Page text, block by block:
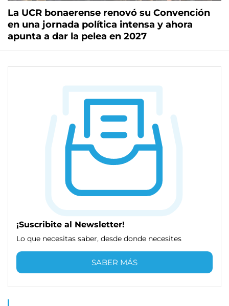
La UCR bonaerense renovó su Convención
en una jornada política intensa y ahora
apunta a dar la pelea en 2027
¡Suscribite al Newsletter!
Lo que necesitas saber, desde donde necesites
SABER MÁS